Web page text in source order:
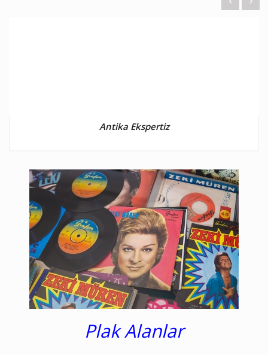
Antika Ekspertiz
Plak Alanlar